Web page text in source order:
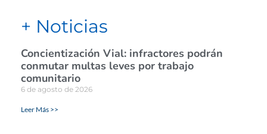
+ Noticias
Concientización Vial: infractores podrán
conmutar multas leves por trabajo
comunitario
6 de agosto de 2026
Leer Más >>